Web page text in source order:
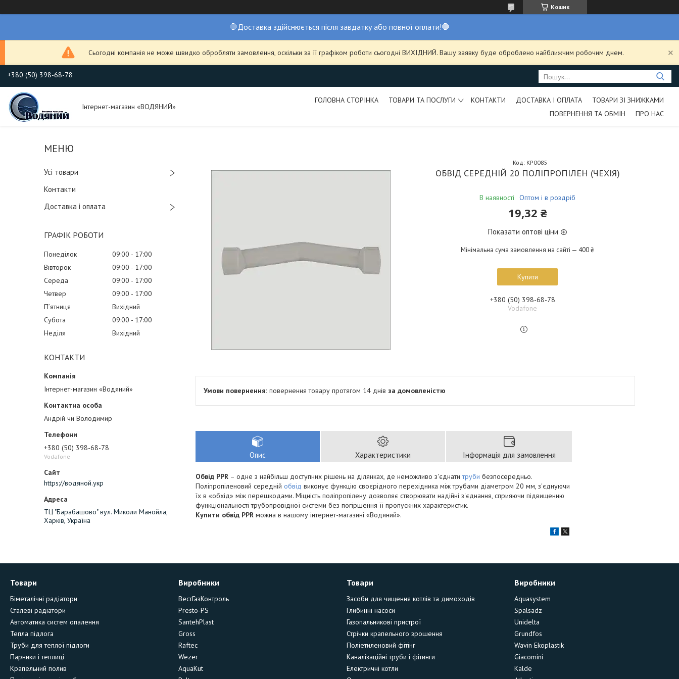
Кошик
🛑Доставка здійснюється після завдатку або повної оплати!🛑
Сьогодні компанія не може швидко обробляти замовлення, оскільки за її графіком роботи сьогодні ВИХІДНИЙ. Вашу заявку буде оброблено найближчим робочим днем.
+380 (50) 398-68-78
Інтернет-магазин «ВОДЯНИЙ»
ГОЛОВНА СТОРІНКА ТОВАРИ ТА ПОСЛУГИ КОНТАКТИ ДОСТАВКА І ОПЛАТА
ТОВАРИ ЗІ ЗНИЖКАМИ
ПОВЕРНЕННЯ ТА ОБМІН
ПРО НАС
Усі товари
Контакти
Доставка і оплата
ГРАФІК РОБОТИ
Понеділок 09:00
17:00
Вівторок
09:00
17:00
Середа
09:00
17:00
Четвер
09:00
17:00
Пʼятниця
Вихідний
Субота
09:00
17:00
Неділя
Вихідний
КОНТАКТИ
Інтернет-магазин «Водяний»
Андрій чи Володимир
+380 (50) 398-68-78
Vodafone
https://водяной.укр
ТЦ "Барабашово" вул. Миколи Манойла,
Харків, Україна
ОБВІД СЕРЕДНІЙ 20 ПОЛІПРОПІЛЕН (ЧЕХІЯ)
В наявності Оптом і в роздріб
Код: KP0085
19,32 ₴
Показати оптові ціни
Мінімальна сума замовлення на сайті — 400 ₴
Купити
+380 (50) 398-68-78
Vodafone
повернення товару протягом 14 днів за домовленістю
Опис Характеристики Інформація для замовлення
Обвід PPR – одне з найбільш доступних рішень на ділянках, де неможливо з'єднатитруби безпосередньо.
Поліпропіленовий середній обвід виконує функцію своєрідного перехідника між трубами діаметром 20 мм, з'єднуючи
їх в «обхід» між перешкодами. Міцність поліпропілену дозволяє створювати надійні з'єднання, сприяючи підвищенню
функціональності трубопровідної системи без погіршення її пропускних характеристик.
Купити обвід PPR можна в нашому інтернет-магазині «Водяний».
Товари
Біметалічні радіатори
Сталеві радіатори
Автоматика систем опалення
Тепла підлога
Труби для теплої підлоги
Парники і теплиці
Крапельний полив
Виробники
ВестГазКонтроль
Presto-PS
SantehPlast
Gross
Raftec
Wezer
AquaKut
Товари
Засоби для чищення котлів та димоходів
Глибинні насоси
Газопальникові пристрої
Стрічки крапельного зрошення
Поліетиленовий фітінг
Каналізаційні труби і фітинги
Електричні котли
Виробники
Aquasystem
Spalsadz
Unidelta
Grundfos
Wavin Ekoplastik
Giacomini
Kalde